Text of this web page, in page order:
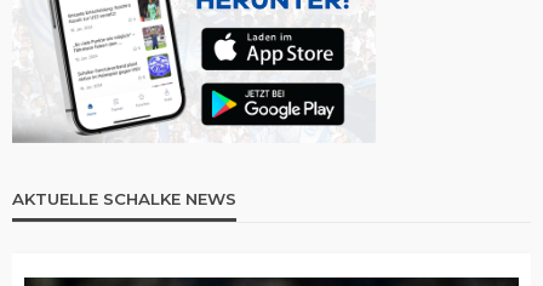
AKTUELLE SCHALKE NEWS